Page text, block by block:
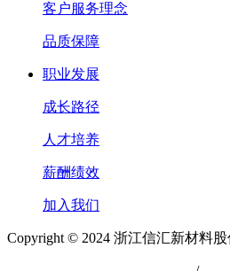
客户服务理念
品质保障
职业发展
成长路径
人才培养
薪酬绩效
加入我们
Copyright © 2024 浙江信汇新材料